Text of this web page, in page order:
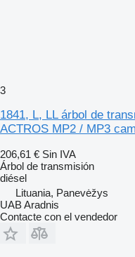
3
1841, L, LL árbol de
ACTROS MP2 / MP3
206,61 € Sin IVA
Árbol de transmisión
diésel
Lituania, Panevėžys
UAB Aradnis
Contacte con el vendedor